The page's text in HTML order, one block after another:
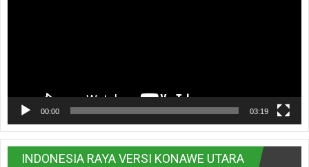
00:00 03:19
INDONESIA RAYA VERSI KONAWE UTARA